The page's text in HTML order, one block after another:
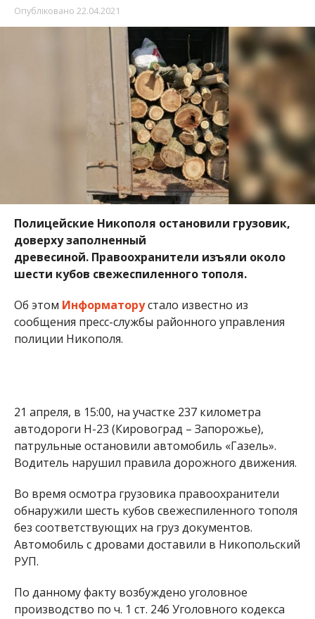
Опубліковано 22.04.2021
Полицейские Никополя остановили грузовик,
доверху заполненный
древесиной. Правоохранители изъяли около
шести кубов свежеспиленного тополя.
Об этом Информаторустало известно из
сообщения пресс-службы районного управления
полиции Никополя.
21 апреля, в 15:00, на участке 237 километра
автодороги Н-23 (Кировоград – Запорожье),
патрульные остановили автомобиль «Газель».
Водитель нарушил правила дорожного движения.
Во время осмотра грузовика правоохранители
обнаружили шесть кубов свежеспиленного тополя
без соответствующих на груз документов.
Автомобиль с дровами доставили в Никопольский
РУП.
По данному факту возбуждено уголовное
производство по ч. 1 ст. 246 Уголовного кодекса